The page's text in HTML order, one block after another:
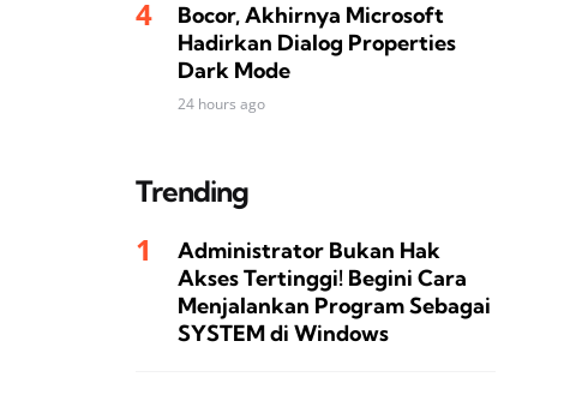
Bocor, Akhirnya Microsoft
Hadirkan Dialog Properties
Dark Mode
24 hours ago
Trending
Administrator Bukan Hak
Akses Tertinggi! Begini Cara
Menjalankan Program Sebagai
SYSTEM di Windows